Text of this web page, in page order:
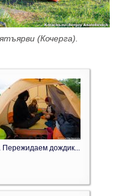
(Кочерга).
Пережидаем дождик...